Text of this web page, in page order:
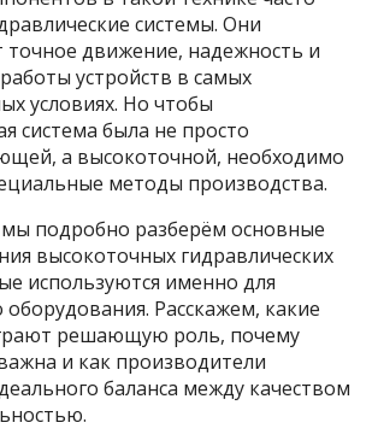
системы. Они
точное движение, надежность и
устройств в самых
условиях. Но чтобы
система была не просто
а высокоточной, необходимо
методы производства.
мы подробно разберём основные
высокоточных гидравлических
используются именно для
Расскажем, какие
решающую роль, почему
и как производители
баланса между качеством